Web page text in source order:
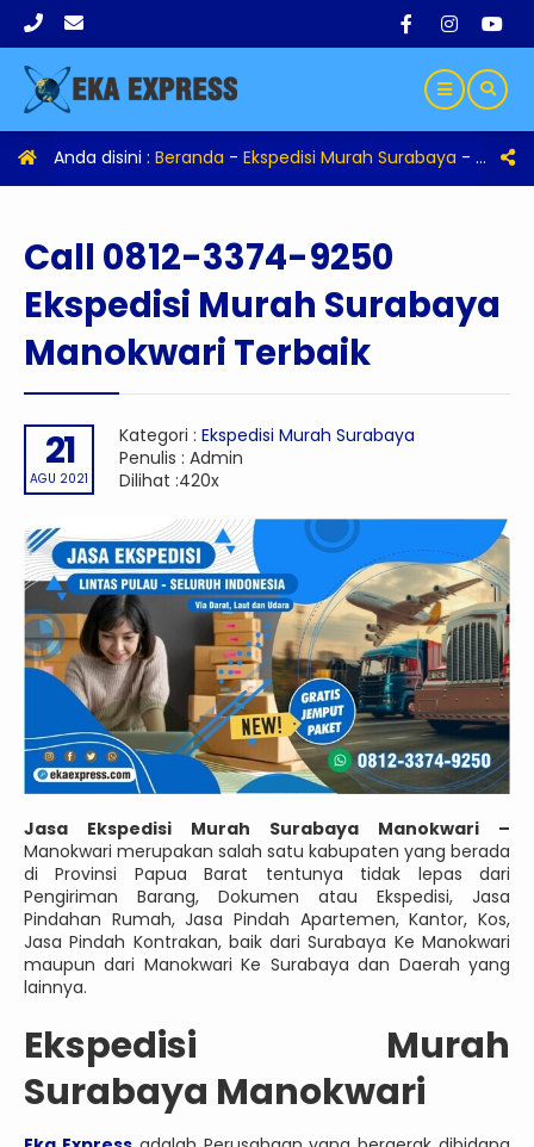
Anda disini : Beranda - Ekspedisi Murah Surabaya - Call
Call 0812-3374-9250
Ekspedisi Murah Surabaya
Manokwari Terbaik
21
AGU 2021
Kategori : Ekspedisi Murah Surabaya
Penulis : Admin
Dilihat :420x
Jasa Ekspedisi Murah Surabaya Manokwari –
Manokwari merupakan salah satu kabupaten yang berada
di Provinsi Papua Barat tentunya tidak lepas dari
Pengiriman Barang, Dokumen atau Ekspedisi, Jasa
Pindahan Rumah, Jasa Pindah Apartemen, Kantor, Kos,
Jasa Pindah Kontrakan, baik dari Surabaya Ke Manokwari
maupun dari Manokwari Ke Surabaya dan Daerah yang
lainnya.
Ekspedisi Murah
Surabaya Manokwari